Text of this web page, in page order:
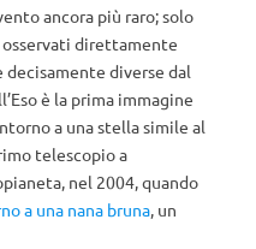
ancora più raro; solo
direttamente
diverse dal
è la prima immagine
a una stella simile al
telescopio a
nel 2004, quando
a una nana bruna, un